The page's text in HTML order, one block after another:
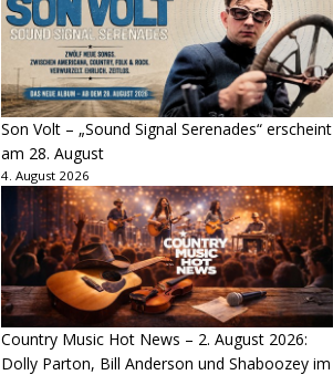
Son Volt – „Sound Signal Serenades“ erscheint
am 28. August
4. August 2026
Country Music Hot News – 2. August 2026:
Dolly Parton, Bill Anderson und Shaboozey im